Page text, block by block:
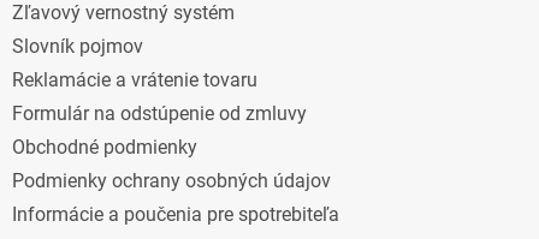
Zľavový vernostný systém
Slovník pojmov
Reklamácie a vrátenie tovaru
Formulár na odstúpenie od zmluvy
Obchodné podmienky
Podmienky ochrany osobných údajov
Informácie a poučenia pre spotrebiteľa